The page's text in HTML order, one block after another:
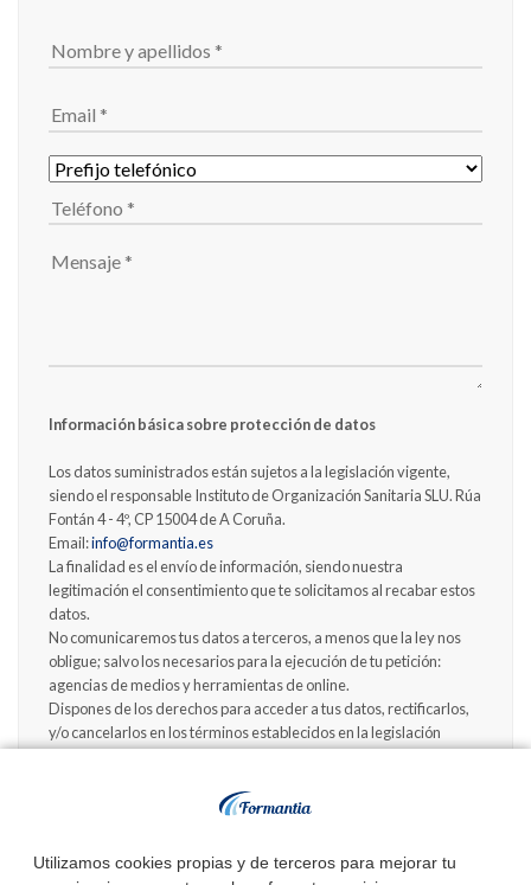
Utilizamos cookies propias y de terceros para mejorar tu
Información básica sobre protección de datos
Los datos suministrados están sujetos a la legislación vigente,
siendo el responsable Instituto de Organización Sanitaria SLU. Rúa
Fontán 4 - 4º, CP 15004 de A Coruña.
Email:info@formantia.es
La finalidad es el envío de información, siendo nuestra
legitimación el consentimiento que te solicitamos al recabar estos
datos.
No comunicaremos tus datos a terceros, a menos que la ley nos
obligue; salvo los necesarios para la ejecución de tu petición:
agencias de medios y herramientas de online.
Dispones de los derechos para acceder a tus datos, rectificarlos,
y/o cancelarlos en los términos establecidos en la legislación
Deseo recibir información sobre convocatorias de próximas